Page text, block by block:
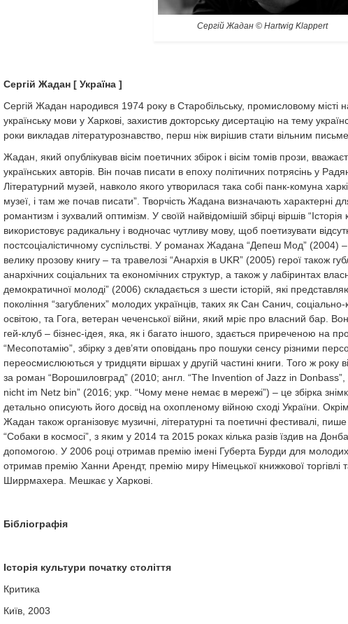
Сергій Жадан © Hartwig Klappert
Сергій Жадан [ Україна ]
Сергій Жадан народився 1974 року в Старобільську, промисловому місті
українську мови у Харкові, захистив докторську дисертацію на тему
роки викладав літературознавство, перш ніж вирішив стати вільним
Жадан, який опублікував вісім поетичних збірок і вісім томів прози,
українських авторів. Він почав писати в епоху політичних потрясінь у
Літературний музей, навколо якого утворилася така собі панк-комуна
музеї, і там же почав писати”. Творчість Жадана визначають характерні
романтизм і зухвалий оптимізм. У своїй найвідомішій збірці віршів
використовує радикальну і водночас чутливу мову, щоб поетизувати
постсоціалістичному суспільстві. У романах Жадана “Депеш Мод” (2004)
велику прозову книгу – та травелозі “Анархія в UKR” (2005) герої також
анархічних соціальних та економічних структур, а також у лабіринтах
демократичної молоді” (2006) складається з шести історій, які
покоління “загублених” молодих українців, таких як Сан Санич,
освітою, та Гога, ветеран чеченської війни, який мріє про власний бар.
гей-клуб – бізнес-ідея, яка, як і багато іншого, здається приреченою на
“Месопотамію”, збірку з дев’яти оповідань про пошуки сенсу різними
переосмислюються у тридцяти віршах у другій частині книги. Того ж року
за роман “Ворошиловград” (2010; англ. “The Invention of Jazz in
nicht im Netz bin” (2016; укр. “Чому мене немає в мережі”) – це збірка
детально описують його досвід на охопленому війною сході України. Окрім
Жадан також організовує музичні, літературні та поетичні фестивалі, пише
“Собаки в космосі”, з яким у 2014 та 2015 роках кілька разів їздив на
допомогою. У 2006 році отримав премію імені Губерта Бурди для
отримав премію Ханни Арендт, премію миру Німецької книжкової
Ширрмахера. Мешкає у Харкові.
Бібліографія
Історія культури початку століття
Критика
Київ, 2003